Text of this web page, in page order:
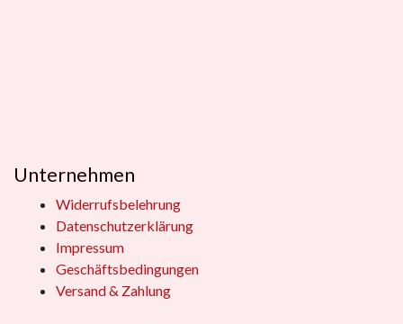
Unternehmen
Widerrufsbelehrung
Datenschutzerklärung
Impressum
Geschäftsbedingungen
Versand & Zahlung